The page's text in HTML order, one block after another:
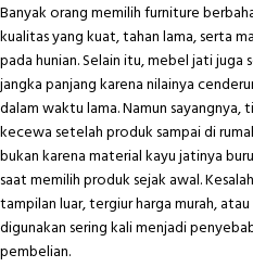
Banyak orang memilih furniture
kualitas yang kuat, tahan lama, serta
pada hunian. Selain itu, mebel jati juga
jangka panjang karena nilainya
dalam waktu lama. Namun
kecewa setelah produk sampai di
bukan karena material kayu jatinya
saat memilih produk sejak awal.
tampilan luar, tergiur harga murah,
digunakan sering kali menjadi
pembelian.